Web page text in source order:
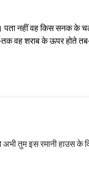
पता नहीं वह किस सनक
वह शराब के ऊपर होते
अभी तुम इस रमानी हाउस